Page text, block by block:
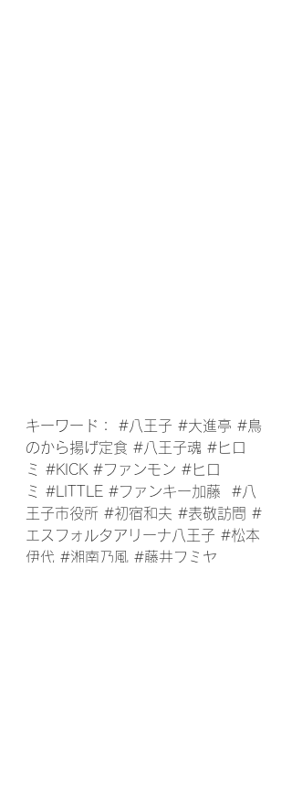
キーワード： #八王子 #大進亭 #鳥
のから揚げ定食 #八王子魂 #ヒロ
ミ
#KICK #ファンモン #ヒロ
ミ
#LITTLE #ファンキー加藤
#八
王子市役所 #初宿和夫 #表敬訪問 #
エスフォルタアリーナ八王子 #松本
伊代 #湘南乃風 #藤井フミヤ